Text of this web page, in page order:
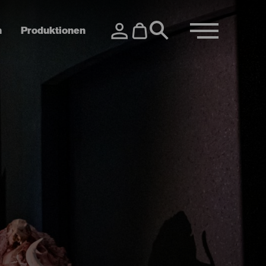
Produktionen